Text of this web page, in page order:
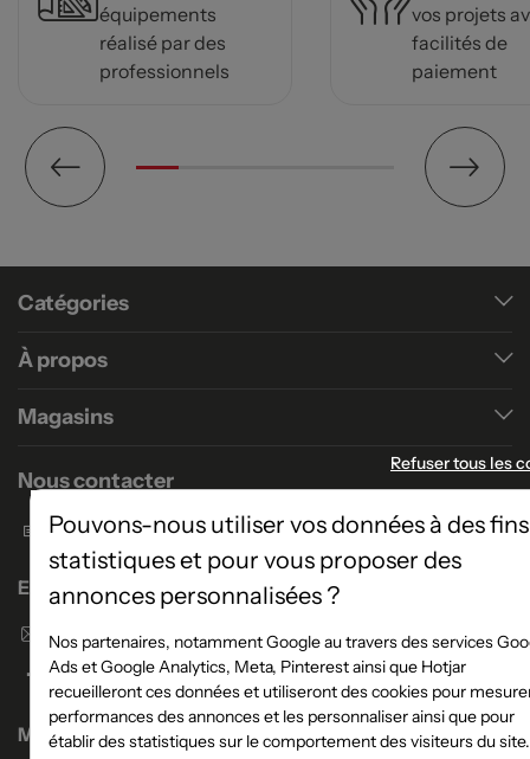
équipements
réalisé par des
professionnels
vos projets
facilités de
paiement
Catégories
À propos
Magasins
Nous contacter
Formulaire de contact
Enseigne Atlas Home
Envoyer un email
Magasins
Refuser tous les
Pouvons-nous utiliser vos données à des fins
statistiques et pour vous proposer des
annonces personnalisées ?
Nos partenaires, notamment Google au travers des services
Ads et Google Analytics, Meta, Pinterest ainsi que Hotjar
recueilleront ces données et utiliseront des cookies pour
performances des annonces et les personnaliser ainsi que pour
établir des statistiques sur le comportement des visiteurs du site.